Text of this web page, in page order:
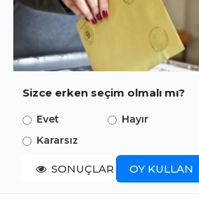
Sizce erken seçim olmalı mı?
Evet
Hayır
Kararsız
SONUÇLAR OY KULLAN